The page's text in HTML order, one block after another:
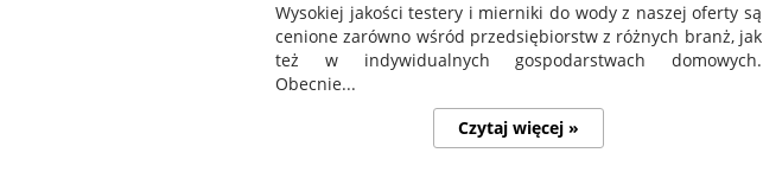
Wysokiej jakości testery i mierniki do wody z naszej oferty są
cenione zarówno wśród przedsiębiorstw z różnych branż, jak
też w indywidualnych gospodarstwach domowych.
Obecnie...
Czytaj więcej »